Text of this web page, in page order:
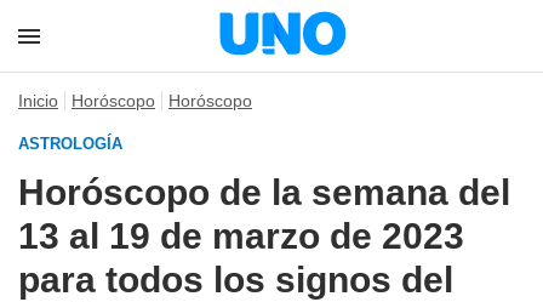
Inicio Horóscopo Horóscopo
ASTROLOGÍA
Horóscopo de la semana del
13 al 19 de marzo de 2023
para todos los signos del